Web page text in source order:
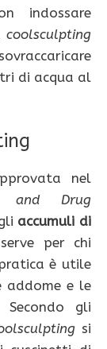
indossare
coolsculpting
di acqua al
nel
and Drug
accumuli di
per chi
è utile
addome e le
Secondo gli
si